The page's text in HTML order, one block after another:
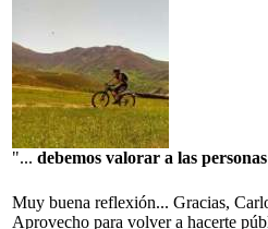
"... debemos valorar a las
Muy buena reflexión... Gracias,
Aprovecho para volver a hacerte